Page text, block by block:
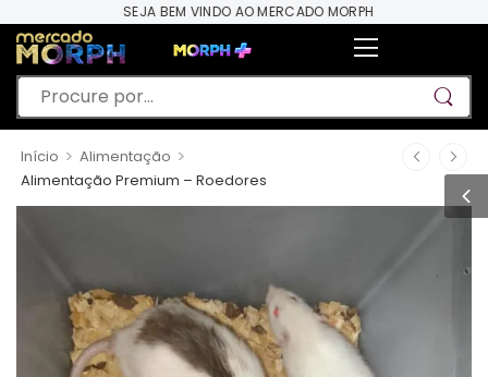
SEJA BEM VINDO AO MERCADO MORPH
Início > Alimentação >
Alimentação Premium – Roedores